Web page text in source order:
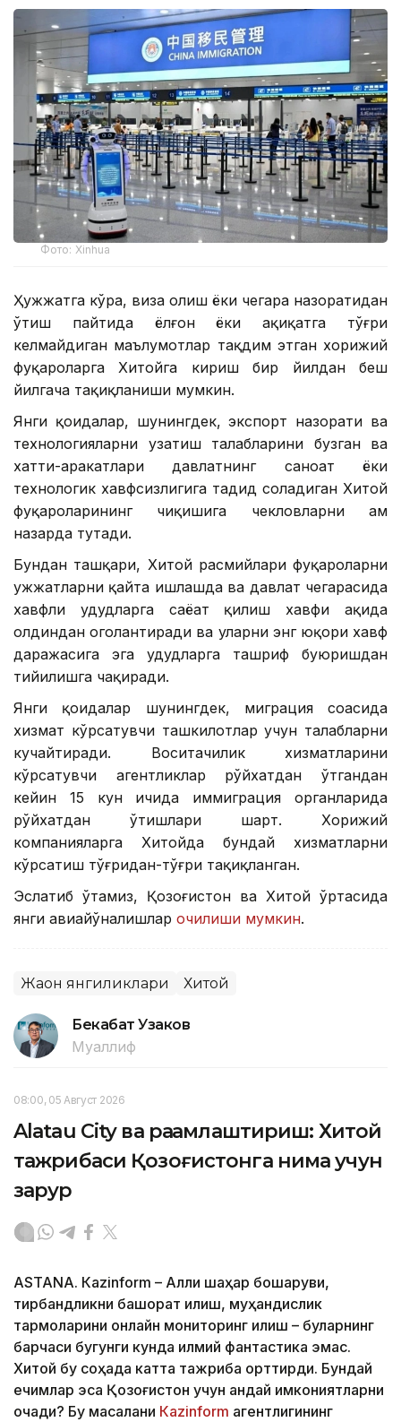
Фото: Xinhua
Ҳужжатга кўра, виза олиш ёки чегара назоратидан
ўтиш пайтида ёлғон ёки ҳақиқатга тўғри
келмайдиган маълумотлар тақдим этган хорижий
фуқароларга Хитойга кириш бир йилдан беш
йилгача тақиқланиши мумкин.
Янги қоидалар, шунингдек, экспорт назорати ва
технологияларни узатиш талабларини бузган ва
хатти-ҳаракатлари давлатнинг саноат ёки
технологик хавфсизлигига таҳдид соладиган Хитой
фуқароларининг чиқишига чекловларни ҳам
назарда тутади.
Бундан ташқари, Хитой расмийлари фуқароларни
ҳужжатларни қайта ишлашда ва давлат чегарасида
хавфли ҳудудларга саёҳат қилиш хавфи ҳақида
олдиндан огоҳлантиради ва уларни энг юқори хавф
даражасига эга ҳудудларга ташриф буюришдан
тийилишга чақиради.
Янги қоидалар шунингдек, миграция соҳасида
хизмат кўрсатувчи ташкилотлар учун талабларни
кучайтиради. Воситачилик хизматларини
кўрсатувчи агентликлар рўйхатдан ўтгандан
кейин 15 кун ичида иммиграция органларида
рўйхатдан ўтишлари шарт. Хорижий
компанияларга Хитойда бундай хизматларни
кўрсатиш тўғридан-тўғри тақиқланган.
Эслатиб ўтамиз, Қозоғистон ва Хитой ўртасида
янги авиайўналишлар очилиши мумкин.
Жаҳон янгиликлари Хитой
Бекабат Узаков
Муаллиф
08:00, 05 Август 2026
Alatau City ва рақамлаштириш: Хитой
тажрибаси Қозоғистонга нима учун
зарур
ASTANА. Кazinform – Ақлли шаҳар бошқаруви,
тирбандликни башорат қилиш, муҳандислик
тармоқларини онлайн мониторинг қилиш – буларнинг
барчаси бугунги кунда илмий фантастика эмас.
Хитой бу соҳада катта тажриба орттирди. Бундай
ечимлар эса Қозоғистон учун қандай имкониятларни
очади? Бу масалани Кazinform агентлигининг